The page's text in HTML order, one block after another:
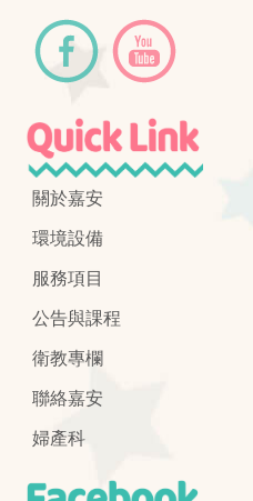
關於嘉安
環境設備
服務項目
公告與課程
衛教專欄
聯絡嘉安
婦產科